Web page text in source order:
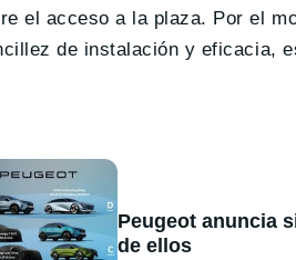
el acceso a la plaza. Por el
de instalación y eficacia,
Peugeot anuncia
de ellos